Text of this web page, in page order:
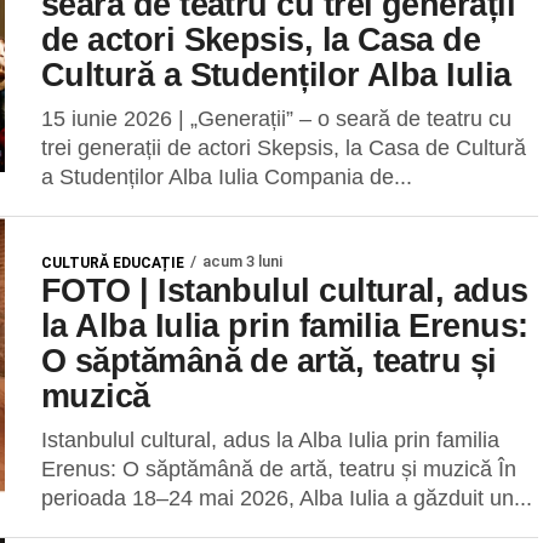
de actori Skepsis, la Casa de
Cultură a Studenților Alba Iulia
15 iunie 2026 | „Generații” – o seară de teatru cu
trei generații de actori Skepsis, la Casa de Cultură
a Studenților Alba Iulia Compania de...
CULTURĂ EDUCAȚIE acum 3 luni
FOTO | Istanbulul cultural, adus
la Alba Iulia prin familia Erenus:
O săptămână de artă, teatru și
muzică
Istanbulul cultural, adus la Alba Iulia prin familia
Erenus: O săptămână de artă, teatru și muzică În
perioada 18–24 mai 2026, Alba Iulia a găzduit un...